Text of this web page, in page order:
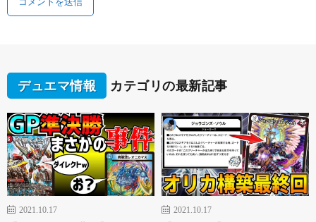
デュエマ情報 カテゴリの最新記事
2021.10.17 2021.10.17